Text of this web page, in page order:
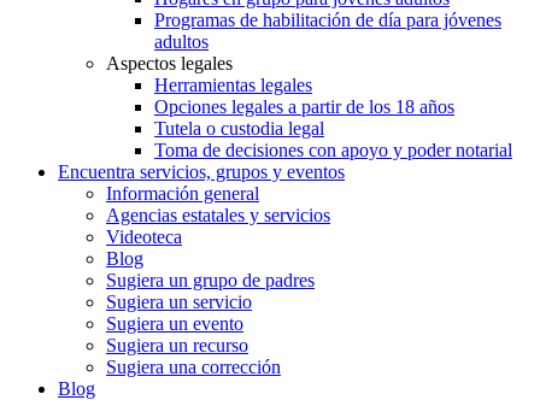
Programas de habilitación de día para jóvenes
adultos
Aspectos legales
Herramientas legales
Opciones legales a partir de los 18 años
Tutela o custodia legal
Toma de decisiones con apoyo y poder notarial
Encuentra servicios, grupos y eventos
Información general
Agencias estatales y servicios
Videoteca
Blog
Sugiera un grupo de padres
Sugiera un servicio
Sugiera un evento
Sugiera un recurso
Sugiera una corrección
Blog